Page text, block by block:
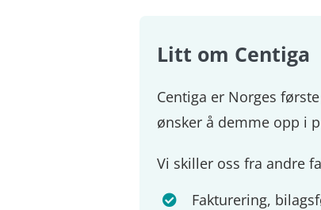
Litt om Centiga
Centiga er Norges første
ønsker å demme opp i
Vi skiller oss fra andre
Fakturering,